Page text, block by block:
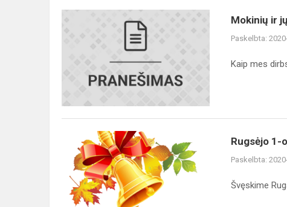
dėmesiui
Mokinių ir
Paskelbta:
Kaip mes
Rugsėjo
Rugsėjo 1-
Paskelbta:
Švęskime